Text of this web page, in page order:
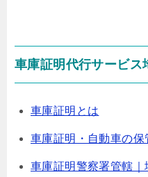
車庫証明代行サービス
車庫証明とは
車庫証明・自動車の保
車庫証明警察署管轄｜